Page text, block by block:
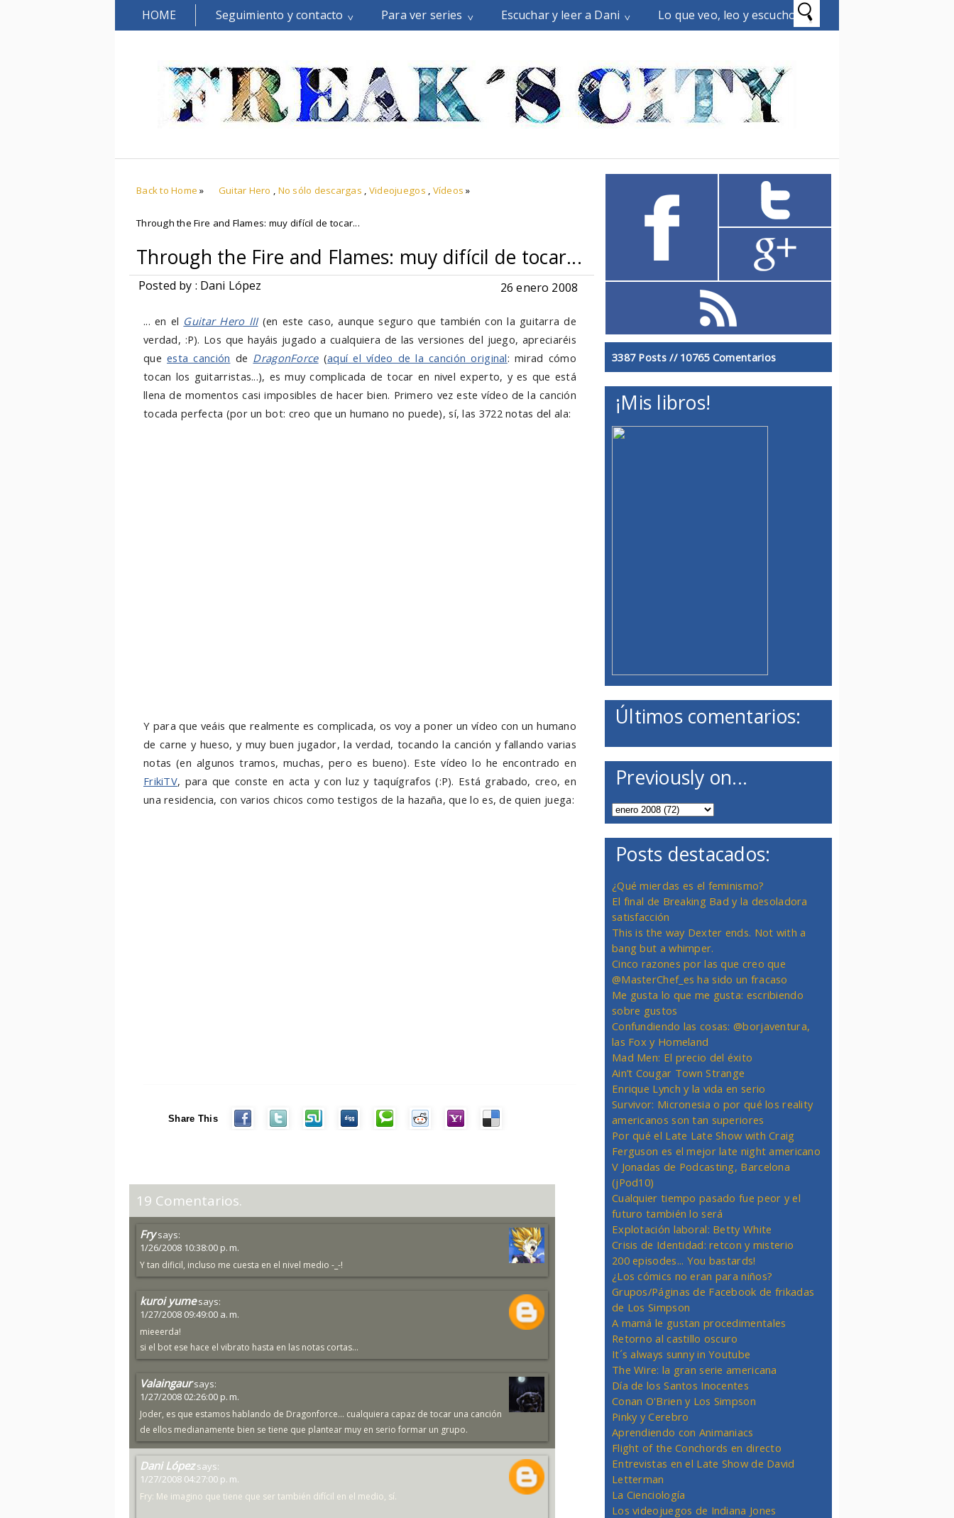
HOME Seguimiento y contacto Para ver series Escuchar y leer a Dani Lo que veo, leo y escucho
Back to Home » Guitar Hero , No sólo descargas , Videojuegos , Vídeos »
Through the Fire and Flames: muy difícil de tocar...
Through the Fire and Flames: muy difícil de tocar...
Posted by : Dani López 26 enero 2008
... en el Guitar Hero III(en este caso, aunque seguro que también con la guitarra de
verdad, :P). Los que hayáis jugado a cualquiera de las versiones del juego, apreciaréis
queesta canción de DragonForce(aquí el vídeo de la canción original: mirad cómo
tocan los guitarristas...), es muy complicada de tocar en nivel experto, y es que está
llena de momentos casi imposibles de hacer bien. Primero vez este vídeo de la canción
tocada perfecta (por un bot: creo que un humano no puede), sí, las 3722 notas del ala:
Y para que veáis que realmente es complicada, os voy a poner un vídeo con un humano
de carne y hueso, y muy buen jugador, la verdad, tocando la canción y fallando varias
notas (en algunos tramos, muchas, pero es bueno). Este vídeo lo he encontrado en
FrikiTV, para que conste en acta y con luz y taquígrafos (:P). Está grabado, creo, en
una residencia, con varios chicos como testigos de la hazaña, que lo es, de quien juega:
Share This
19 Comentarios.
Fry says:
1/26/2008 10:38:00 p. m.
Y tan dificil, incluso me cuesta en el nivel medio -_-!
kuroi yume says:
1/27/2008 09:49:00 a. m.
mieeerda!
si el bot ese hace el vibrato hasta en las notas cortas...
Valaingaur says:
1/27/2008 02:26:00 p. m.
Joder, es que estamos hablando de Dragonforce... cualquiera capaz de tocar una canción
de ellos medianamente bien se tiene que plantear muy en serio formar un grupo.
Dani López says:
1/27/2008 04:27:00 p. m.
Fry: Me imagino que tiene que ser también difícil en el medio, sí.
3387 Posts // 10765 Comentarios
¡Mis libros!
Últimos comentarios:
Previously on...
Posts destacados:
¿Qué mierdas es el feminismo?
El final de Breaking Bad y la desoladora
satisfacción
This is the way Dexter ends. Not with a
bang but a whimper.
Cinco razones por las que creo que
@MasterChef_es ha sido un fracaso
Me gusta lo que me gusta: escribiendo
sobre gustos
Confundiendo las cosas: @borjaventura,
las Fox y Homeland
Mad Men: El precio del éxito
Ain’t Cougar Town Strange
Enrique Lynch y la vida en serio
Survivor: Micronesia o por qué los reality
americanos son tan superiores
Por qué el Late Late Show with Craig
Ferguson es el mejor late night americano
V Jonadas de Podcasting, Barcelona
(jPod10)
Cualquier tiempo pasado fue peor y el
futuro también lo será
Explotación laboral: Betty White
Crisis de Identidad: retcon y misterio
200 episodes... You bastards!
¿Los cómics no eran para niños?
Grupos/Páginas de Facebook de frikadas
de Los Simpson
A mamá le gustan procedimentales
Retorno al castillo oscuro
It´s always sunny in Youtube
The Wire: la gran serie americana
Día de los Santos Inocentes
Conan O'Brien y Los Simpson
Pinky y Cerebro
Aprendiendo con Animaniacs
Flight of the Conchords en directo
Entrevistas en el Late Show de David
Letterman
La Cienciología
Los videojuegos de Indiana Jones